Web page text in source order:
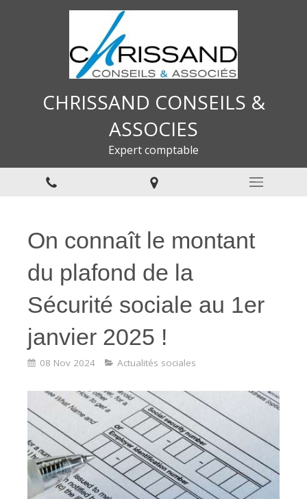
CHRISSAND CONSEILS &
ASSOCIES
Expert comptable
On connaît le montant
du plafond de la
Sécurité sociale au 1er
janvier 2025 !
08 Nov 2024 Actualités sociales